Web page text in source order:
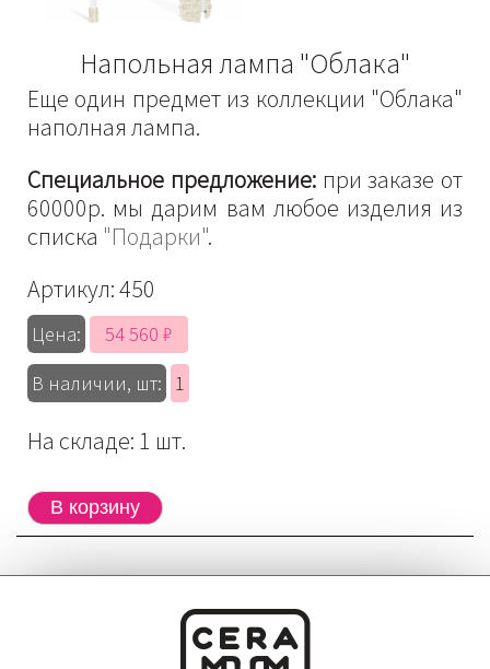
Напольная лампа "Облака"
Еще один предмет из коллекции "Облака"
наполная лампа.
Специальное предложение:при заказе от
60000р. мы дарим вам любое изделия из
списка "Подарки".
Артикул:450
Цена:
54 560 ₽
В наличии, шт:
1
На складе: 1 шт.